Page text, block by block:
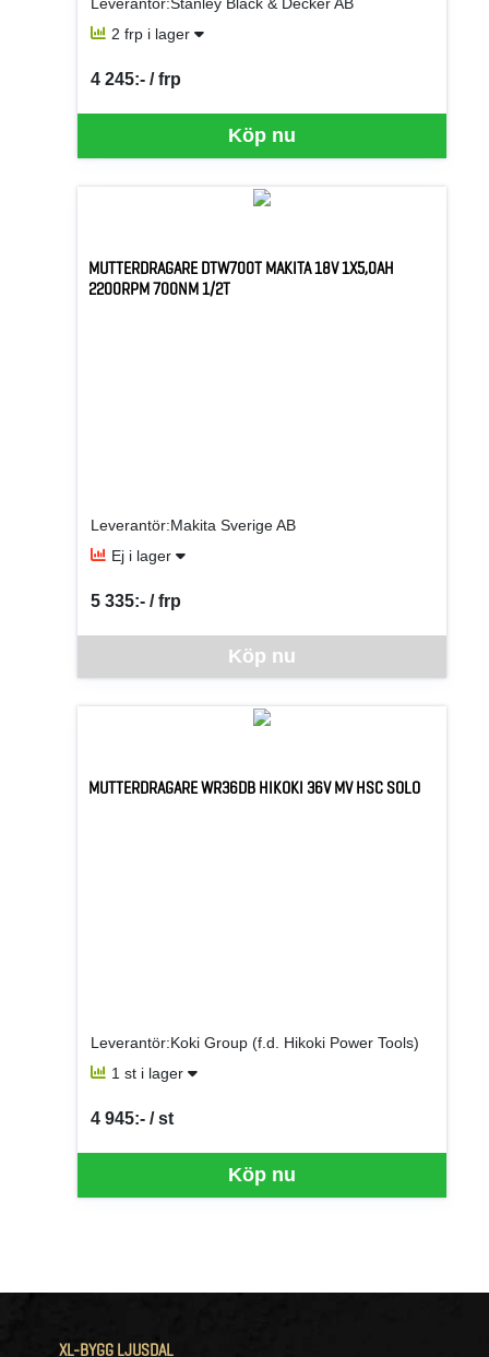
2 frp i lager
Köp nu
4 245:- / frp
SEK per FRP
MUTTERDRAGARE DTW700T MAKITA 18V 1X5,0AH
2200RPM 700NM 1/2T
Leverantör:Makita Sverige AB
Ej i lager
Denna vara går inte att beställa via webben just nu,
Köp nu
5 335:- / frp
SEK per FRP
MUTTERDRAGARE WR36DB HIKOKI 36V MV HSC SOLO
Leverantör:Koki Group (f.d. Hikoki Power Tools)
1 st i lager
Köp nu
4 945:- / st
SEK per ST
XL-BYGG LJUSDAL